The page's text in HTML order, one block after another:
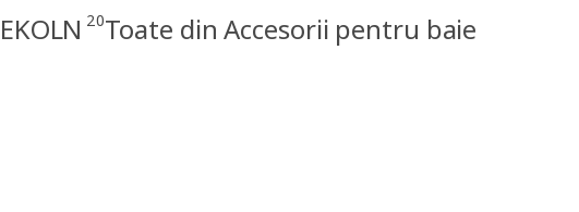
20Toate din Accesorii pentru baie